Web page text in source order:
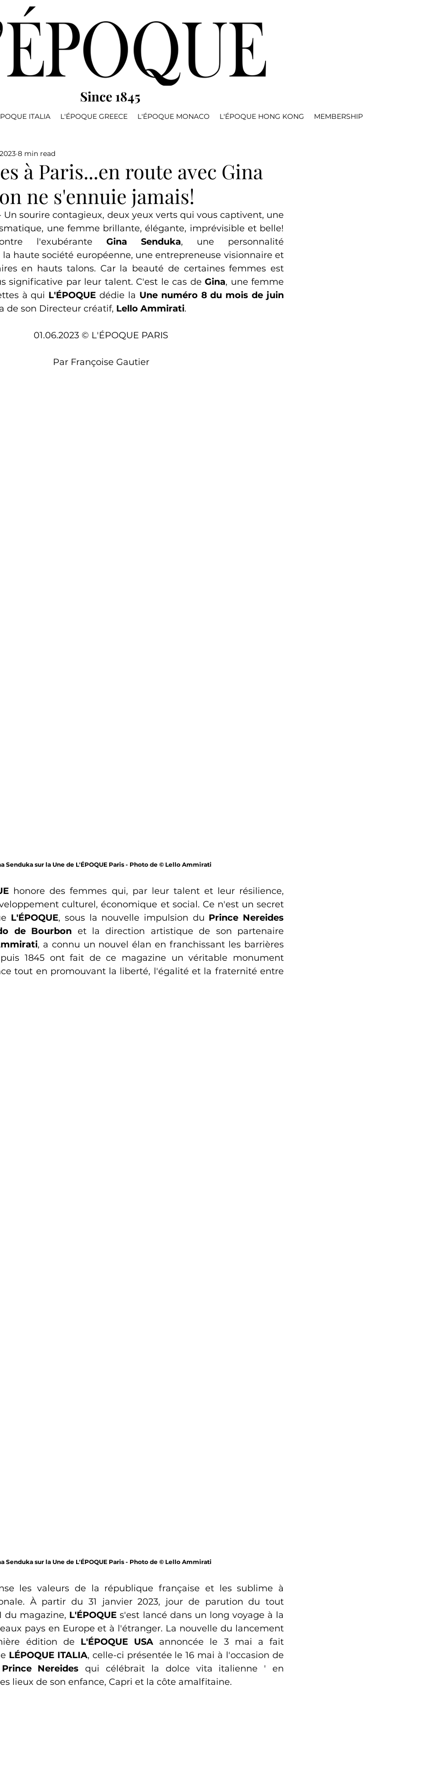
Since 1845
ITALIA L'ÉPOQUE GREECE L'ÉPOQUE MONACO L'ÉPOQUE HONG KONG MEMBERSHIP
à Paris...en route avec Gina
ne s'ennuie jamais!
8 min read
sourire contagieux, deux yeux verts qui vous captivent, une
l'exubérante Gina Senduka, une personnalité
haute société européenne, une entrepreneuse visionnaire et
en hauts talons. Car la beauté de certaines femmes est
significative par leur talent. C'est le cas de Gina, une femme
à qui L'ÉPOQUE dédie la Une numéro 8 du mois de juin
de son Directeur créatif, Lello Ammirati.
01.06.2023 © L'ÉPOQUE PARIS
Par Françoise Gautier
Senduka sur la Une de L'ÉPOQUE Paris - Photo de © Lello Ammirati
honore des femmes qui, par leur talent et leur résilience,
culturel, économique et social. Ce n'est un secret
L'ÉPOQUE, sous la nouvelle impulsion du Prince Nereides
de Bourbon et la direction artistique de son partenaire
, a connu un nouvel élan en franchissant les barrières
1845 ont fait de ce magazine un véritable monument
tout en promouvant la liberté, l'égalité et la fraternité entre
Senduka sur la Une de L'ÉPOQUE Paris - Photo de © Lello Ammirati
les valeurs de la république française et les sublime à
À partir du 31 janvier 2023, jour de parution du tout
du magazine, L'ÉPOQUE s'est lancé dans un long voyage à la
pays en Europe et à l'étranger. La nouvelle du lancement
édition de L'ÉPOQUE USA annoncée le 3 mai a fait
LÉPOQUE ITALIA, celle-ci présentée le 16 mai à l'occasion de
Prince Nereides qui célébrait la dolce vita italienne ' en
lieux de son enfance, Capri et la côte amalfitaine.